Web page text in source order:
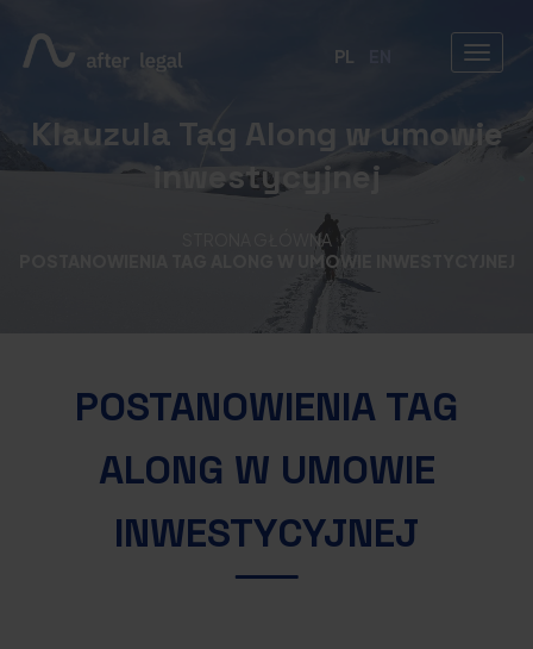
PL
Klauzula Tag Along w umowie
inwestycyjnej
STRONA GŁÓWNA
POSTANOWIENIA TAG ALONG W UMOWIE INWESTYCYJNEJ
POSTANOWIENIA TAG
ALONG W UMOWIE
INWESTYCYJNEJ